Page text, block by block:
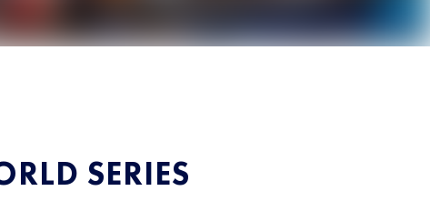
SERIES